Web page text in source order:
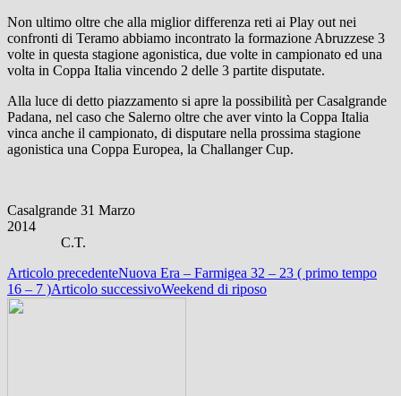
Non ultimo oltre che alla miglior differenza reti ai Play out nei
confronti di Teramo abbiamo incontrato la formazione Abruzzese 3
volte in questa stagione agonistica, due volte in campionato ed una
volta in Coppa Italia vincendo 2 delle 3 partite disputate.
Alla luce di detto piazzamento si apre la possibilità per Casalgrande
Padana, nel caso che Salerno oltre che aver vinto la Coppa Italia
vinca anche il campionato, di disputare nella prossima stagione
agonistica una Coppa Europea, la Challanger Cup.
Casalgrande 31 Marzo
2014
C.T.
Navigazione
articolo
Articolo precedenteNuova Era – Farmigea 32 – 23 ( primo tempo
16 – 7 )Articolo successivoWeekend di riposo